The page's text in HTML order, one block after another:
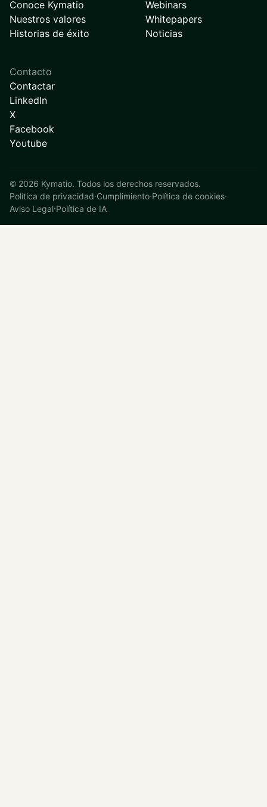
Conoce Kymatio
Nuestros valores
Historias de éxito
Webinars
Whitepapers
Noticias
Contacto
Contactar
LinkedIn
X
Facebook
Youtube
© 2026 Kymatio. Todos los derechos reservados.
Política de privacidad·Cumplimiento·Política de cookies·
Aviso Legal·Política de IA